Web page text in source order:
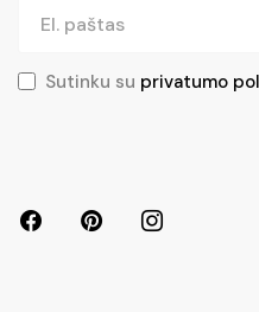
Sutinku su privatumo